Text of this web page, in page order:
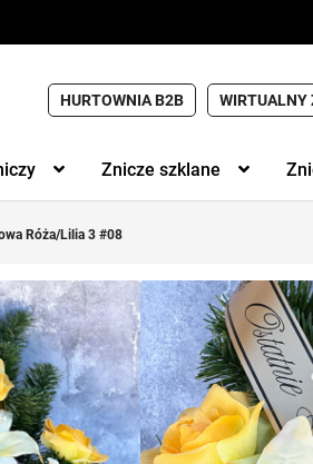
HURTOWNIA B2B WIRTUALNY
Znicze szklane
Róża/Lilia 3 #08